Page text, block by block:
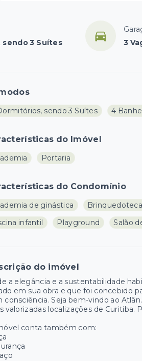
3 Suítes
3
sendo 3 Suítes 4
do Imóvel
Portaria
do Condomínio
de ginástica Brinquedoteca
infantil
Playground Salão
do imóvel
a elegância e a sustentabilidade
em sua obra e que foi concebido
consciência. Seja bem-vindo ao
valorizadas localizações de Curitiba.
conta também com: